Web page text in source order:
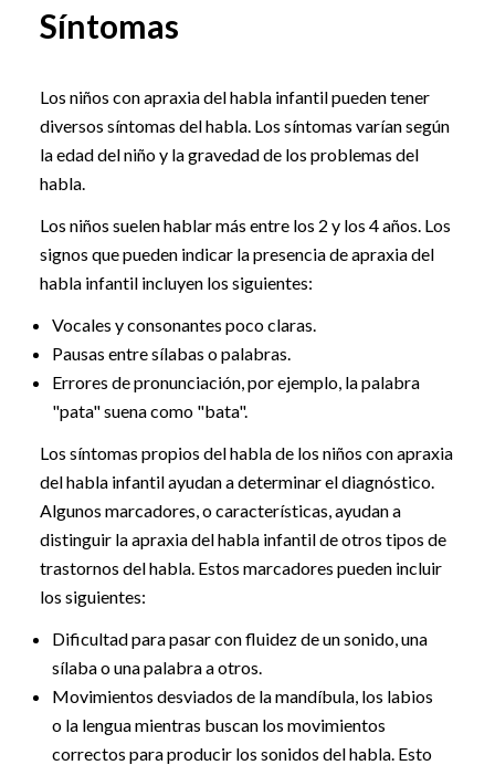
Síntomas
Los niños con apraxia del habla infantil pueden tener
diversos síntomas del habla. Los síntomas varían según
la edad del niño y la gravedad de los problemas del
habla.
Los niños suelen hablar más entre los 2 y los 4 años. Los
signos que pueden indicar la presencia de apraxia del
habla infantil incluyen los siguientes:
Vocales y consonantes poco claras.
Pausas entre sílabas o palabras.
Errores de pronunciación, por ejemplo, la palabra
"pata" suena como "bata".
Los síntomas propios del habla de los niños con apraxia
del habla infantil ayudan a determinar el diagnóstico.
Algunos marcadores, o características, ayudan a
distinguir la apraxia del habla infantil de otros tipos de
trastornos del habla. Estos marcadores pueden incluir
los siguientes:
Dificultad para pasar con fluidez de un sonido, una
sílaba o una palabra a otros.
Movimientos desviados de la mandíbula, los labios
o la lengua mientras buscan los movimientos
correctos para producir los sonidos del habla. Esto